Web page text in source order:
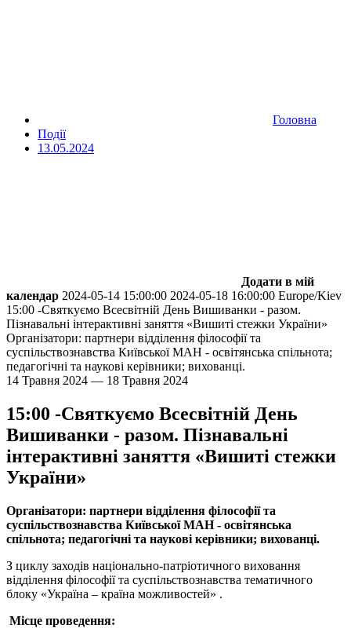
Головна
Події
13.05.2024
Додати в мій
календар 2024-05-14 15:00:00 2024-05-18 16:00:00 Europe/Kiev
15:00 -Святкуємо Всесвітній День Вишиванки - разом.
Пізнавальні інтерактивні заняття «Вишиті стежки України»
Організатори: партнери відділення філософії та
суспільствознавства Київської МАН - освітянська спільнота;
педагогічні та наукові керівники; вихованці.
14 Травня 2024 — 18 Травня 2024
15:00 -Святкуємо Всесвітній День
Вишиванки - разом. Пізнавальні
інтерактивні заняття «Вишиті стежки
України»
Організатори: партнери відділення філософії та
суспільствознавства Київської МАН - освітянська
спільнота; педагогічні та наукові керівники; вихованці.
З циклу заходів національно-патріотичного виховання
відділення філософії та суспільствознавства тематичного
блоку «Україна – країна можливостей» .
Місце проведення: